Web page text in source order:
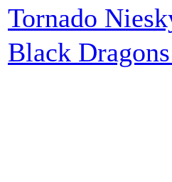
Tornado
Black